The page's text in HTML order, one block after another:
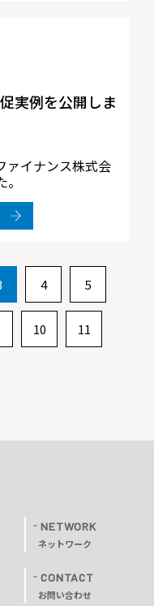
実例を公開しま
ァイナンス株式会
4 5
10 11
NETWORK
ネットワーク
CONTACT
お問い合わせ